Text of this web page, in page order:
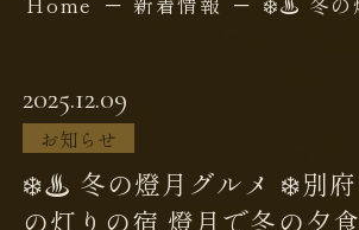
2025.12.09
お知らせ
❄️♨️ 冬の燈月グルメ ❄️別府
の灯りの宿 燈月で冬の夕